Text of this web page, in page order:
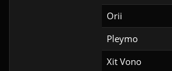
Orii
Pleymo
Xit Vono